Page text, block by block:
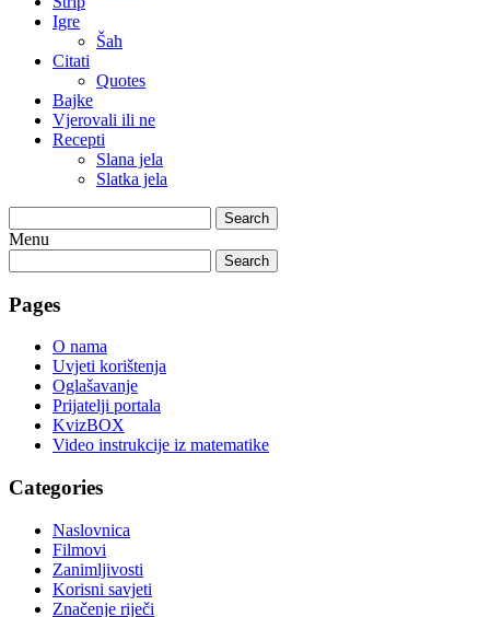
Igre
Šah
Citati
Quotes
Bajke
Vjerovali ili ne
Recepti
Slana jela
Slatka jela
Search
Menu
Search
Pages
O nama
Uvjeti korištenja
Oglašavanje
Prijatelji portala
KvizBOX
Video instrukcije iz matematike
Categories
Naslovnica
Filmovi
Zanimljivosti
Korisni savjeti
Značenje riječi